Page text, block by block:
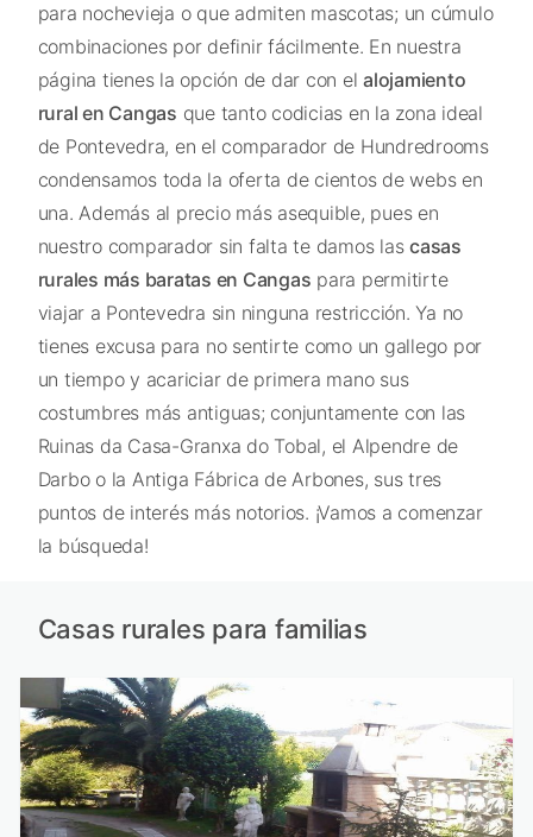
para nochevieja o que admiten mascotas; un cúmulo
combinaciones por definir fácilmente. En nuestra
página tienes la opción de dar con el alojamiento
rural en Cangas que tanto codicias en la zona ideal
de Pontevedra, en el comparador de Hundredrooms
condensamos toda la oferta de cientos de webs en
una. Además al precio más asequible, pues en
nuestro comparador sin falta te damos las casas
rurales más baratas en Cangas para permitirte
viajar a Pontevedra sin ninguna restricción. Ya no
tienes excusa para no sentirte como un gallego por
un tiempo y acariciar de primera mano sus
costumbres más antiguas; conjuntamente con las
Ruinas da Casa-Granxa do Tobal, el Alpendre de
Darbo o la Antiga Fábrica de Arbones, sus tres
puntos de interés más notorios. ¡Vamos a comenzar
la búsqueda!
Casas rurales para familias